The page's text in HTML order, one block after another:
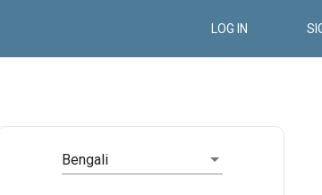
LOG IN
Bengali